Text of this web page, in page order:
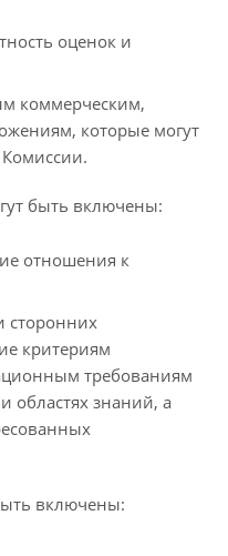
оценок и
коммерческим,
которые могут
быть включены:
отношения к
сторонних
критериям
требованиям
областях знаний, а
включены: